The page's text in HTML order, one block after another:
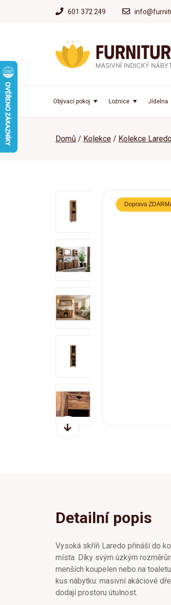
601 372 249
Obývací pokoj Ložnice Jídelna
Domů Kolekce Kolekce
Doprava
Detailní popis
Vysoká skříň Laredo přináší do
místa. Díky svým úzkým
menších koupelen nebo na
kus nábytku: masivní akáciové
dodají prostoru útulnost.